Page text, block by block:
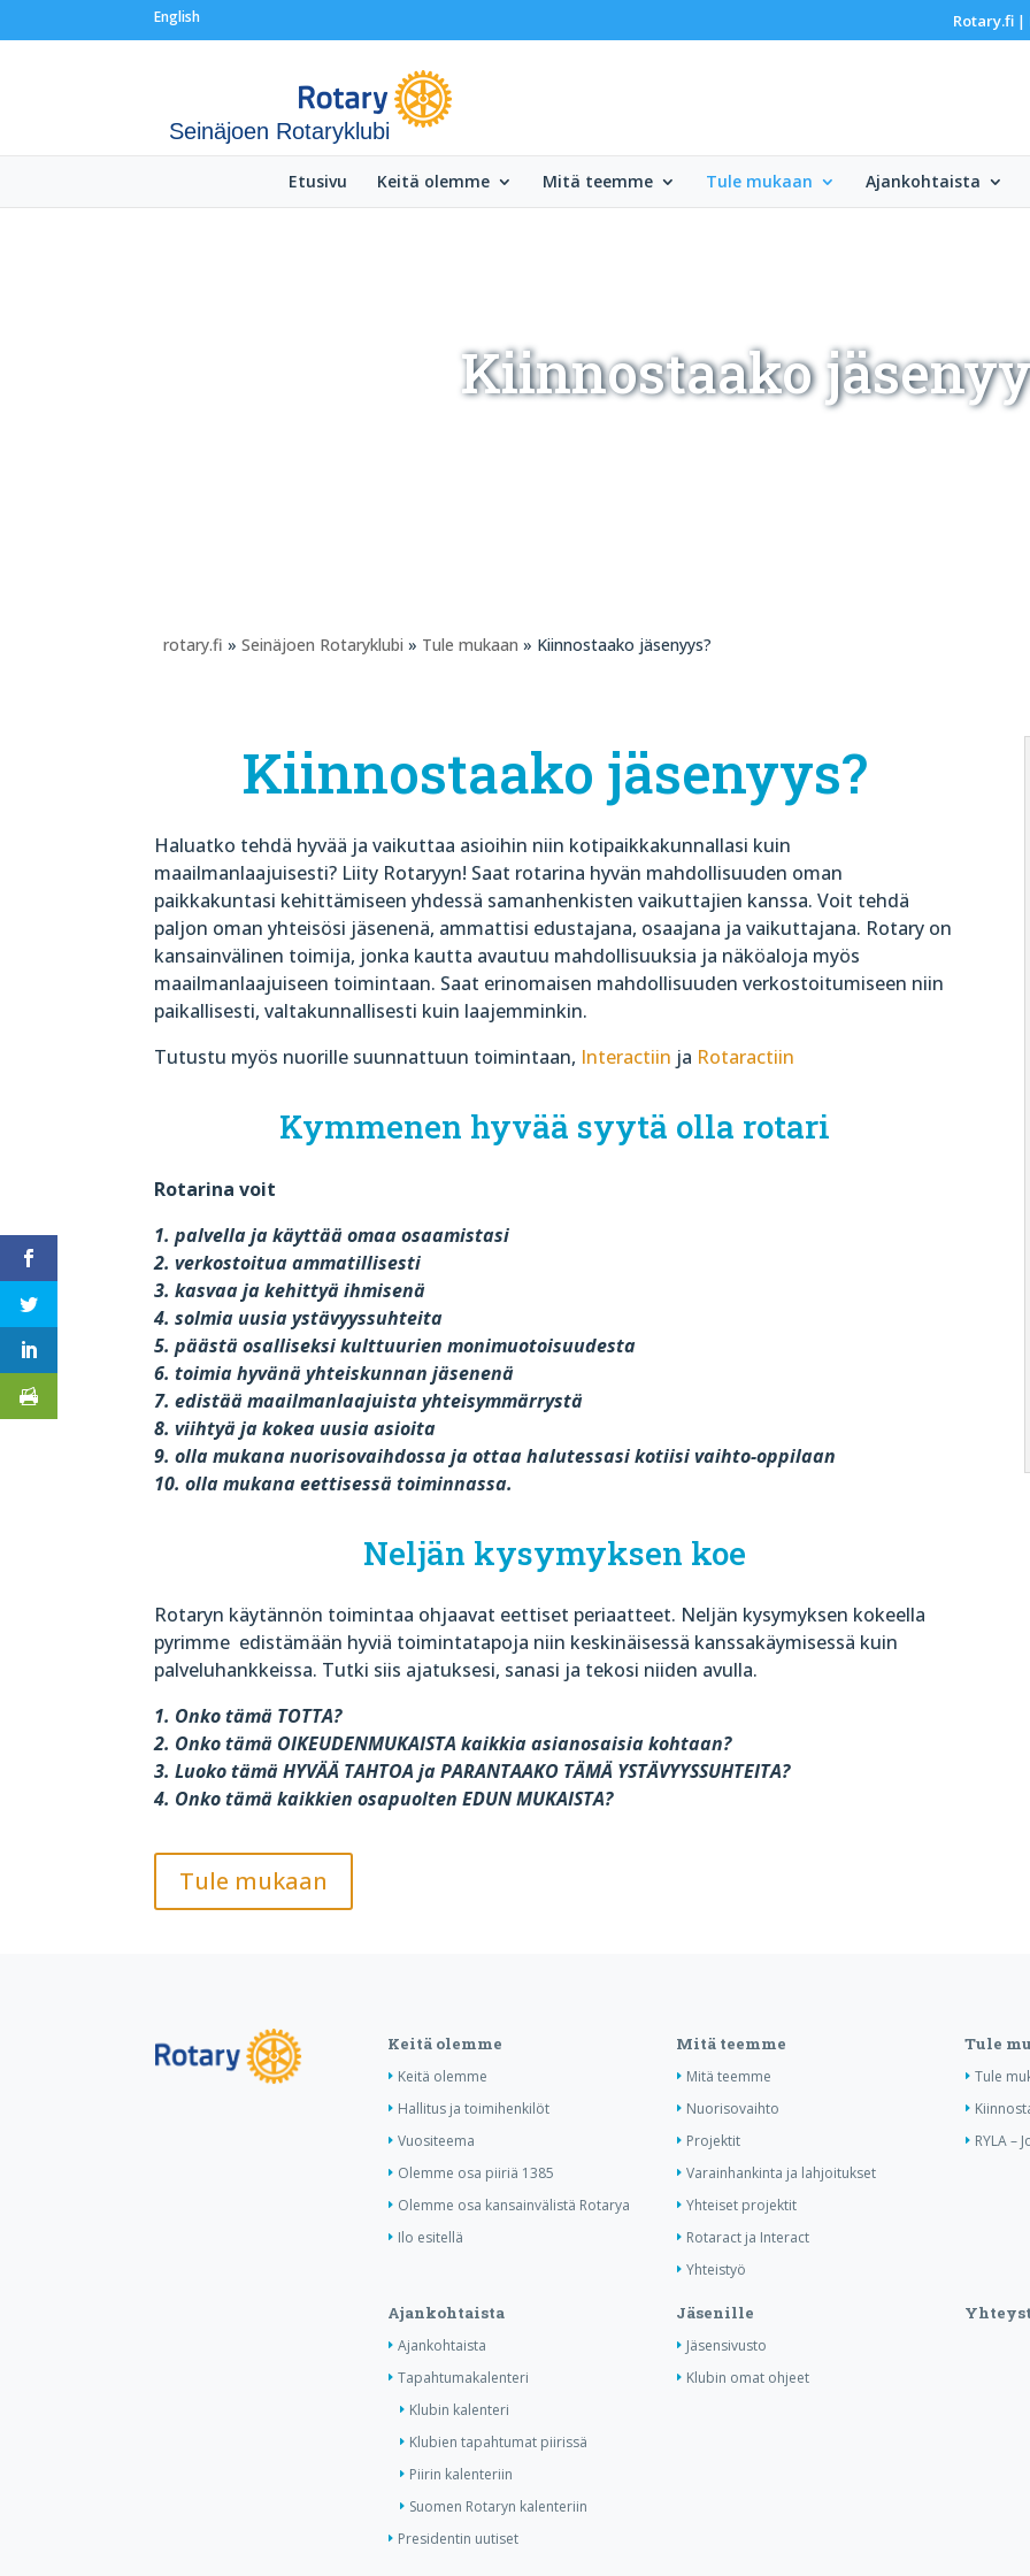
English Rotary.fi|
Seinäjoen Rotaryklubi
Etusivu Keitä olemme Mitä teemme Tule mukaan Ajankohtaista
Kiinnostaako
rotary.fi » Seinäjoen Rotaryklubi » Tule mukaan » Kiinnostaako jäsenyys?
Kiinnostaako jäsenyys?
Haluatko tehdä hyvää ja vaikuttaa asioihin niin kotipaikkakunnallasi kuin
maailmanlaajuisesti? Liity Rotaryyn! Saat rotarina hyvän mahdollisuuden oman
paikkakuntasi kehittämiseen yhdessä samanhenkisten vaikuttajien kanssa. Voit tehdä
paljon oman yhteisösi jäsenenä, ammattisi edustajana, osaajana ja vaikuttajana. Rotary on
kansainvälinen toimija, jonka kautta avautuu mahdollisuuksia ja näköaloja myös
maailmanlaajuiseen toimintaan. Saat erinomaisen mahdollisuuden verkostoitumiseen niin
paikallisesti, valtakunnallisesti kuin laajemminkin.
Tutustu myös nuorille suunnattuun toimintaan, Interactiin ja Rotaractiin
Kymmenen hyvää syytä olla rotari
Rotarina voit
1. palvella ja käyttää omaa osaamistasi
2. verkostoitua ammatillisesti
3. kasvaa ja kehittyä ihmisenä
4. solmia uusia ystävyyssuhteita
5. päästä osalliseksi kulttuurien monimuotoisuudesta
6. toimia hyvänä yhteiskunnan jäsenenä
7. edistää maailmanlaajuista yhteisymmärrystä
8. viihtyä ja kokea uusia asioita
9. olla mukana nuorisovaihdossa ja ottaa halutessasi kotiisi vaihto-oppilaan
10. olla mukana eettisessä toiminnassa.
Neljän kysymyksen koe
Rotaryn käytännön toimintaa ohjaavat eettiset periaatteet. Neljän kysymyksen kokeella
pyrimme edistämään hyviä toimintatapoja niin keskinäisessä kanssakäymisessä kuin
palveluhankkeissa. Tutki siis ajatuksesi, sanasi ja tekosi niiden avulla.
1. Onko tämä TOTTA?
2. Onko tämä OIKEUDENMUKAISTA kaikkia asianosaisia kohtaan?
3. Luoko tämä HYVÄÄ TAHTOA ja PARANTAAKO TÄMÄ YSTÄVYYSSUHTEITA?
4. Onko tämä kaikkien osapuolten EDUN MUKAISTA?
Tule mukaan
Keitä olemme
Keitä olemme
Hallitus ja toimihenkilöt
Vuositeema
Olemme osa piiriä 1385
Olemme osa kansainvälistä Rotarya
Ilo esitellä
Mitä teemme
Mitä teemme
Nuorisovaihto
Projektit
Varainhankinta ja lahjoitukset
Yhteiset projektit
Rotaract ja Interact
Yhteistyö
Tule
Tule
RYLA –
Ajankohtaista
Ajankohtaista
Tapahtumakalenteri
Klubin kalenteri
Klubien tapahtumat piirissä
Piirin kalenteriin
Suomen Rotaryn kalenteriin
Presidentin uutiset
Jäsenille
Jäsensivusto
Klubin omat ohjeet